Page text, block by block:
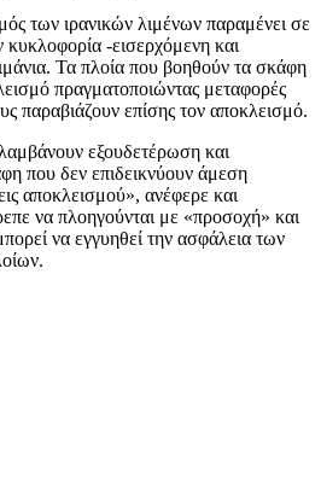
των ιρανικών λιμένων παραμένει σε
κυκλοφορία -εισερχόμενη και
Τα πλοία που βοηθούν τα σκάφη
πραγματοποιώντας μεταφορές
παραβιάζουν επίσης τον αποκλεισμό.
εξουδετέρωση και
που δεν επιδεικνύουν άμεση
αποκλεισμού», ανέφερε και
να πλοηγούνται με «προσοχή» και
να εγγυηθεί την ασφάλεια των